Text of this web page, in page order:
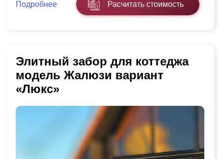
Подробнее Расчитать стоимость
Элитный забор для коттеджа
модель Жалюзи вариант
«Люкс»